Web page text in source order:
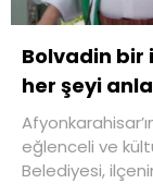
Bolvadin bir
her şeyi
eğlenceli ve
Belediyesi,